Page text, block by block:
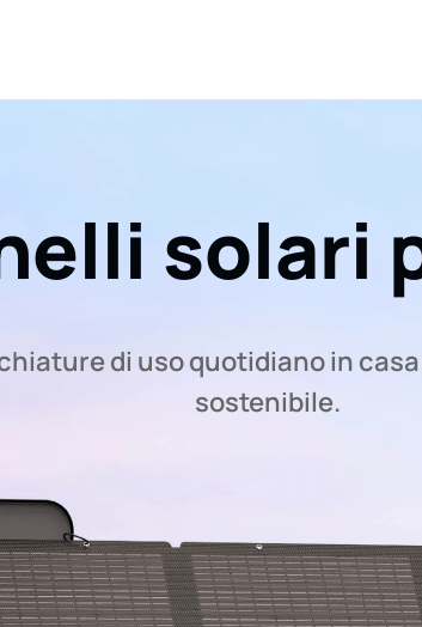
solari
di uso quotidiano in
sostenibile.